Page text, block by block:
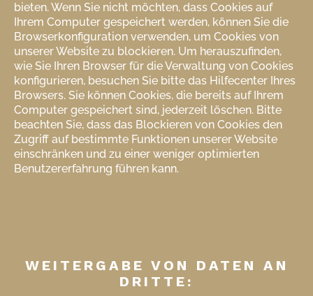
bieten. Wenn Sie nicht möchten, dass Cookies auf
Ihrem Computer gespeichert werden, können Sie die
Browserkonfiguration verwenden, um Cookies von
unserer Website zu blockieren. Um herauszufinden,
wie Sie Ihren Browser für die Verwaltung von Cookies
konfigurieren, besuchen Sie bitte das Hilfecenter Ihres
Browsers. Sie können Cookies, die bereits auf Ihrem
Computer gespeichert sind, jederzeit löschen. Bitte
beachten Sie, dass das Blockieren von Cookies den
Zugriff auf bestimmte Funktionen unserer Website
einschränken und zu einer weniger optimierten
Benutzererfahrung führen kann.
WEITERGABE VON DATEN AN
DRITTE: